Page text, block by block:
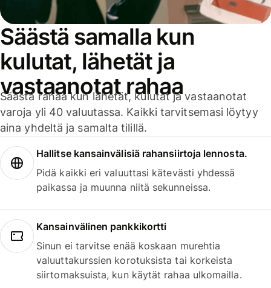
Säästä samalla kun
kulutat, lähetät ja
vastaanotat rahaa
Säästä rahaa kun lähetät, kulutat ja vastaanotat
varoja yli 40 valuutassa. Kaikki tarvitsemasi löytyy
aina yhdeltä ja samalta tilillä.
Hallitse kansainvälisiä rahansiirtoja lennosta.
Pidä kaikki eri valuuttasi kätevästi yhdessä
paikassa ja muunna niitä sekunneissa.
Kansainvälinen pankkikortti
Sinun ei tarvitse enää koskaan murehtia
valuuttakurssien korotuksista tai korkeista
siirtomaksuista, kun käytät rahaa ulkomailla.